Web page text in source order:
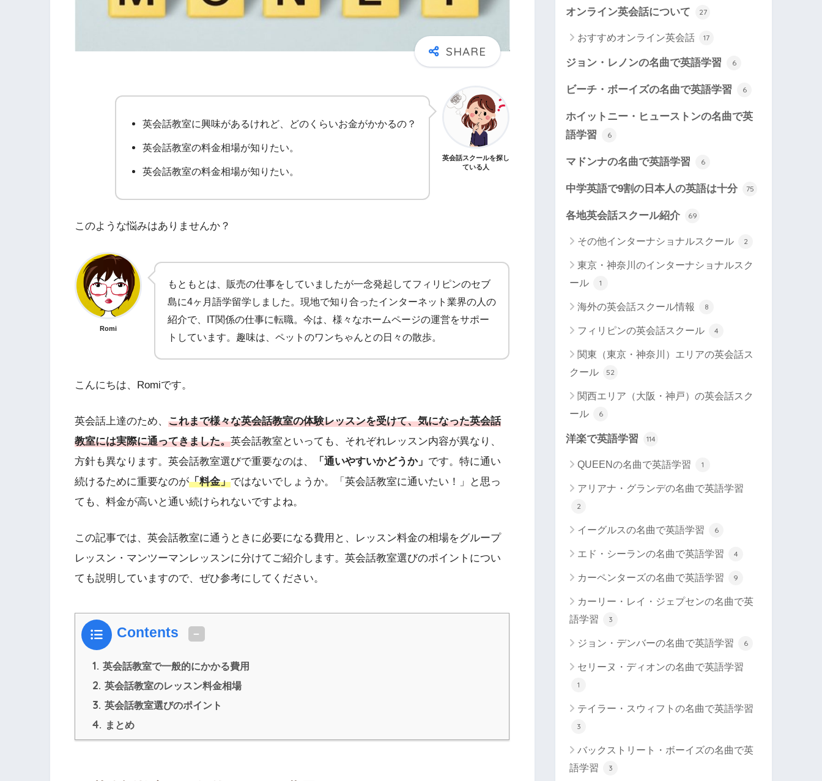
英会話教室に興味があるけれど、どのくらいお金がかかるの？
英会話教室の料金相場が知りたい。
英会話教室の料金相場が知りたい。
英会話スクールを探し
ている人
このような悩みはありませんか？
Romi
もともとは、販売の仕事をしていましたが一念発起してフィリピンのセブ
島に4ヶ月語学留学しました。現地で知り合ったインターネット業界の人の
紹介で、IT関係の仕事に転職。今は、様々なホームページの運営をサポー
トしています。趣味は、ペットのワンちゃんとの日々の散歩。
こんにちは、Romiです。
英会話上達のため、 これまで様々な英会話教室の体験レッスンを受けて、気になった英会話
教室には実際に通ってきました。英会話教室といっても、それぞれレッスン内容が異なり、
方針も異なります。英会話教室選びで重要なのは、
「通いやすいかどうか」 です。特に通い
続けるために重要なのが「料金」ではないでしょうか。「英会話教室に通いたい！」と思っ
ても、料金が高いと通い続けられないですよね。
この記事では、英会話教室に通うときに必要になる費用と、レッスン料金の相場をグループ
レッスン・マンツーマンレッスンに分けてご紹介します。英会話教室選びのポイントについ
ても説明していますので、ぜひ参考にしてください。
Contents
1. 英会話教室で一般的にかかる費用
2. 英会話教室のレッスン料金相場
3. 英会話教室選びのポイント
4. まとめ
オンライン英会話について 27
おすすめオンライン英会話 17
ジョン・レノンの名曲で英語学習 6
ビーチ・ボーイズの名曲で英語学習 6
ホイットニー・ヒューストンの名曲で英
語学習
6
マドンナの名曲で英語学習 6
中学英語で9割の日本人の英語は十分 75
各地英会話スクール紹介 69
その他インターナショナルスクール 2
東京・神奈川のインターナショナルスク
ール
1
海外の英会話スクール情報 8
フィリピンの英会話スクール 4
関東（東京・神奈川）エリアの英会話ス
クール
52
関西エリア（大阪・神戸）の英会話スク
ール
6
洋楽で英語学習 114
QUEENの名曲で英語学習 1
アリアナ・グランデの名曲で英語学習
2
イーグルスの名曲で英語学習 6
エド・シーランの名曲で英語学習 4
カーペンターズの名曲で英語学習 9
カーリー・レイ・ジェプセンの名曲で英
語学習
3
ジョン・デンバーの名曲で英語学習 6
セリーヌ・ディオンの名曲で英語学習
1
テイラー・スウィフトの名曲で英語学習
3
バックストリート・ボーイズの名曲で英
語学習
3